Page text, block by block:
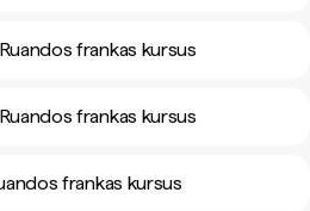
frankas kursus
frankas kursus
frankas kursus